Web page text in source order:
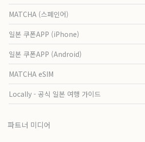
MATCHA (스페인어)
일본 쿠폰APP (iPhone)
일본 쿠폰APP (Android)
MATCHA eSIM
Locally - 공식 일본 여행 가이드
파트너 미디어